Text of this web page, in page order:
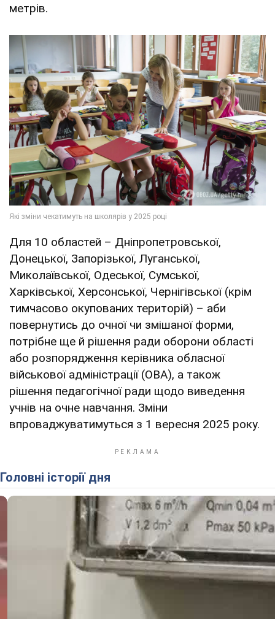
метрів.
Для 10 областей – Дніпропетровської,
Донецької, Запорізької, Луганської,
Миколаївської, Одеської, Сумської,
Харківської, Херсонської, Чернігівської (крім
тимчасово окупованих територій) – аби
повернутись до очної чи змішаної форми,
потрібне ще й рішення ради оборони області
або розпорядження керівника обласної
військової адміністрації (ОВА), а також
рішення педагогічної ради щодо виведення
учнів на очне навчання. Зміни
впроваджуватимуться з 1 вересня 2025 року.
Головні історії дня